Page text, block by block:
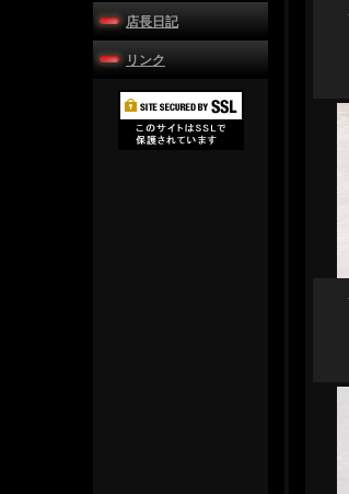
店長日記
リンク